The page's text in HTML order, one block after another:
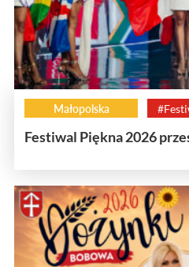
Małopolska
Festiwal Piękna 2026